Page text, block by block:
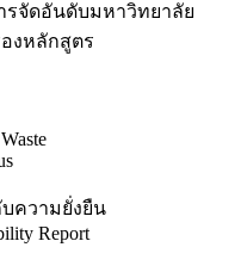
รจัดอันดับมหาวิทยาลัย
งหลักสูตร
ความยั่งยืน
Report